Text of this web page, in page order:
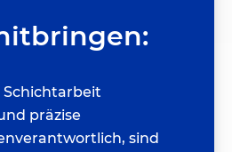
Schichtarbeit
präzise
sind